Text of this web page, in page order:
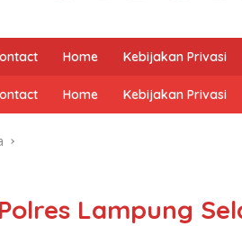
Home Kebijakan Privasi
Home Kebijakan Privasi
Lampung